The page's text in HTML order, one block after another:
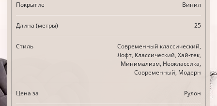
Покрытие Винил
Длина (метры) 25
Стиль
Современный классический,
Лофт, Классический, Хай-тек,
Минимализм, Неоклассика,
Современный, Модерн
Цена за Рулон